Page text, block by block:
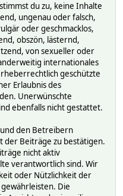
du zu, keine Inhalte
ungenau oder falsch,
oder geschmacklos,
obszön, lästernd,
von sexueller oder
internationales
geschützte
Erlaubnis des
Unerwünschte
ebenfalls nicht gestattet.
den Betreibern
der Beiträge zu bestätigen.
nicht aktiv
verantwortlich sind. Wir
oder Nützlichkeit der
Die